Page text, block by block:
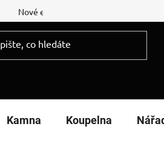
Nové energetické štítky
Kamna Koupelna